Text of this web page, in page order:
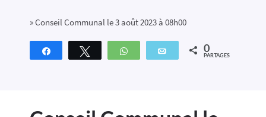
»Conseil Communal le 3 août 2023 à 08h00
Partagez Tweetez WhatsApp Email 0
PARTAGES